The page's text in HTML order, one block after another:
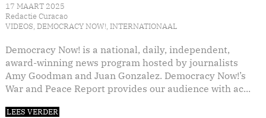
17 MAART 2025
Redactie Curacao
VIDEOS, DEMOCRACY NOW!, INTERNATIONAAL
Democracy Now! is a national, daily, independent,
award-winning news program hosted by journalists
Amy Goodman and Juan Gonzalez. Democracy Now!’s
War and Peace Report provides our audience with ac...
LEES VERDER